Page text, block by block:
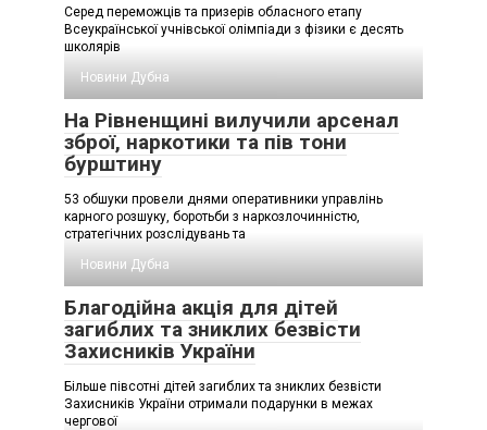
Серед переможців та призерів обласного етапу
Всеукраїнської учнівської олімпіади з фізики є десять
школярів
Новини Дубна
На Рівненщині вилучили арсенал
зброї, наркотики та пів тони
бурштину
53 обшуки провели днями оперативники управлінь
карного розшуку, боротьби з наркозлочинністю,
стратегічних розслідувань та
Новини Дубна
Благодійна акція для дітей
загиблих та зниклих безвісти
Захисників України
Більше півсотні дітей загиблих та зниклих безвісти
Захисників України отримали подарунки в межах
чергової